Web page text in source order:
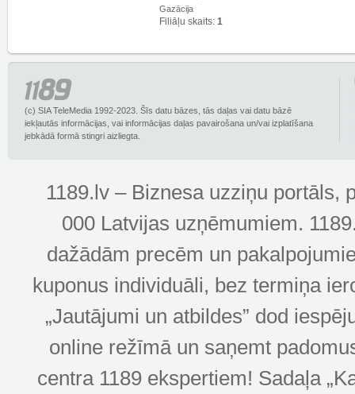
Gazācija
Filiāļu skaits: 1
(c) SIA TeleMedia 1992-2023. Šīs datu bāzes, tās daļas vai datu bāzē
iekļautās informācijas, vai informācijas daļas pavairošana un/vai izplatīšana
jebkādā formā stingri aizliegta.
1189.lv – Biznesa uzziņu portāls,
000 Latvijas uzņēmumiem.
dažādām precēm un
kuponus individuāli, bez termiņa
„Jautājumi un atbildes” dod
online režīmā un saņemt
centra 1189 ekspertiem! Sadaļa